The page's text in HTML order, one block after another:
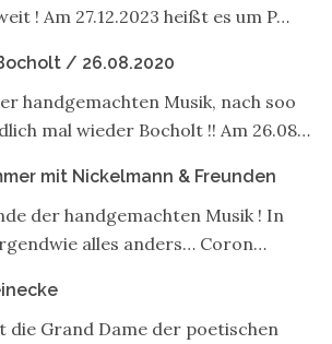
! Am 27.12.2023 heißt es um P…
/ 26.08.2020
handgemachten Musik, nach soo
mal wieder Bocholt !! Am 26.08…
mit Nickelmann & Freunden
der handgemachten Musik ! In
alles anders… Coron…
die Grand Dame der poetischen